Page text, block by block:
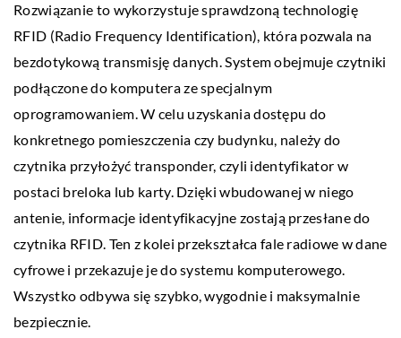
Rozwiązanie to wykorzystuje sprawdzoną technologię
RFID (Radio Frequency Identification), która pozwala na
bezdotykową transmisję danych. System obejmuje czytniki
podłączone do komputera ze specjalnym
oprogramowaniem. W celu uzyskania dostępu do
konkretnego pomieszczenia czy budynku, należy do
czytnika przyłożyć transponder, czyli identyfikator w
postaci breloka lub karty. Dzięki wbudowanej w niego
antenie, informacje identyfikacyjne zostają przesłane do
czytnika RFID. Ten z kolei przekształca fale radiowe w dane
cyfrowe i przekazuje je do systemu komputerowego.
Wszystko odbywa się szybko, wygodnie i maksymalnie
bezpiecznie.